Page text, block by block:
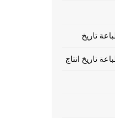
تاريخ
تاريخ انتاج